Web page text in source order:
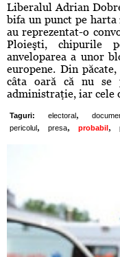
Liberalul Adrian
bifa un punct pe
au reprezentat-o
Ploieşti, chipurile
anveloparea a unor
europene. Din
câta oară că nu se
administraţie, iar cele
Taguri: electoral ,
pericolul , presa, probabil ,